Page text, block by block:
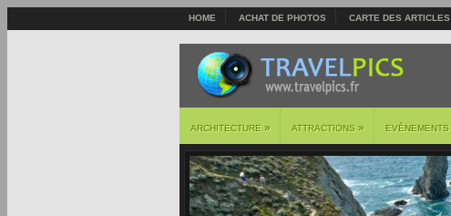
HOME ACHAT DE PHOTOS CARTE DES ARTICLES
ARCHITECTURE » ATTRACTIONS » EVÈNEMENTS